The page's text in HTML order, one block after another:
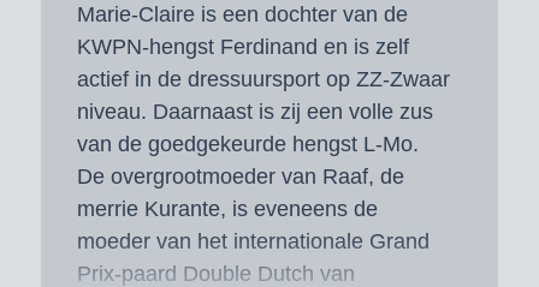
Marie-Claire is een dochter van de
KWPN-hengst Ferdinand en is zelf
actief in de dressuursport op ZZ-Zwaar
niveau. Daarnaast is zij een volle zus
van de goedgekeurde hengst L-Mo.
De overgrootmoeder van Raaf, de
merrie Kurante, is eveneens de
moeder van het internationale Grand
Prix-paard Double Dutch van